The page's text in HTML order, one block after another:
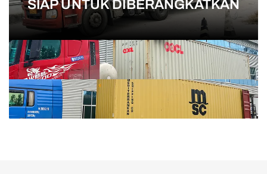
SIAP UNTUK DIBERANGKATKAN